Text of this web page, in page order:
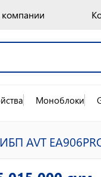
Моноблоки
ИБП AVT